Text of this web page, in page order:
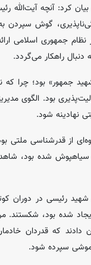
کرد: آنچه آیت‌الله
گوش
جمهوری اسلامی
راهکار می‌گردد.
جمهور» بود؛ چرا که
بود. الگوی
نهادینه شود.
از قدرشناسی ملتی
شده بود،
رئیسی در دوران
شده بود، شکستند.
دادند که قدردان
سپرده شود.